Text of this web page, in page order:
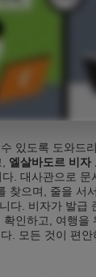
있도록 도와드
엘살바도르 비자
. 대사관으로
찾으며, 줄을 서
다. 비자가 발급
확인하고, 여행을
. 모든 것이 편안